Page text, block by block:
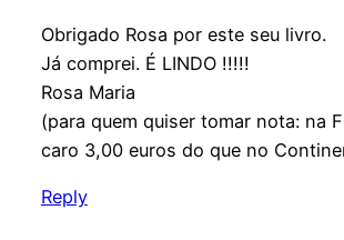
Obrigado Rosa por este seu livro.
Já comprei. É LINDO !!!!!
Rosa Maria
(para quem quiser tomar nota: na
caro 3,00 euros do que no
Reply